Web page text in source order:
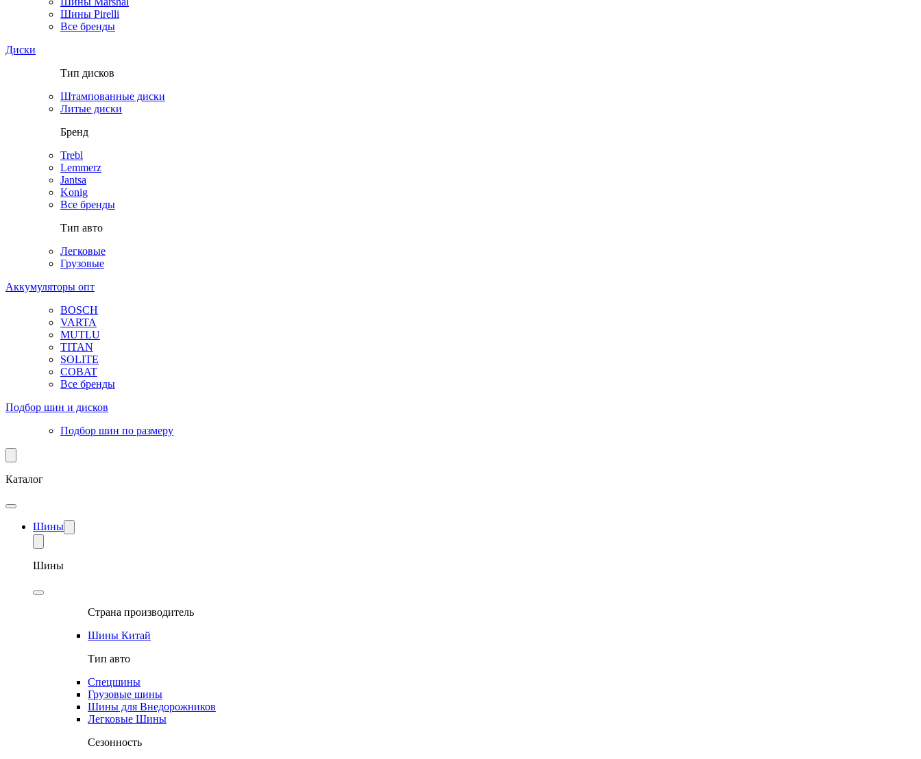
Шины Pirelli
Все бренды
Диски
Тип дисков
Штампованные диски
Литые диски
Бренд
Trebl
Lemmerz
Jantsa
Konig
Все бренды
Тип авто
Легковые
Грузовые
Аккумуляторы опт
BOSCH
VARTA
MUTLU
TITAN
SOLITE
COBAT
Все бренды
Подбор шин и дисков
Подбор шин по размеру
Каталог
Шины
Шины
Страна производитель
Шины Китай
Тип авто
Спецшины
Грузовые шины
Шины для Внедорожников
Легковые Шины
Сезонность